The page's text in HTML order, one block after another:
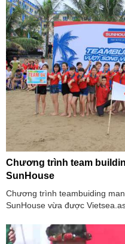
Chương trình team
SunHouse
Chương trình teambuiding
SunHouse vừa được